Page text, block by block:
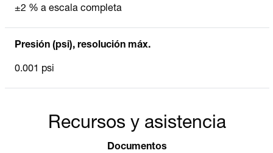
±2 % a escala completa
Presión (psi), resolución máx.
0.001 psi
Recursos y asistencia
Documentos